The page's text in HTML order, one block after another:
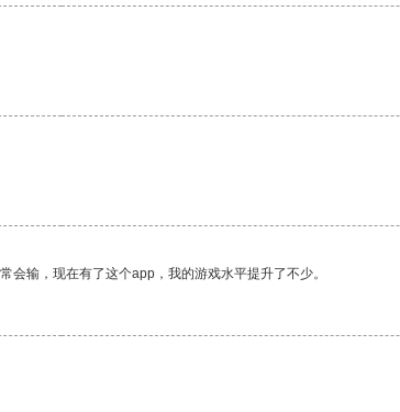
输，现在有了这个app，我的游戏水平提升了不少。